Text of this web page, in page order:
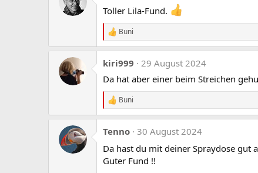
i
o
n
e
n
:
Toller Lila-Fund.
R
e
a
k
i
o
n
e
n
:
Buni
kiri999
29 August 2024
Da hat aber einer beim Streichen
R
e
a
k
i
o
Buni
Tenno 30 August 2024
Da hast du mit deiner Spraydose gut
Guter Fund !!